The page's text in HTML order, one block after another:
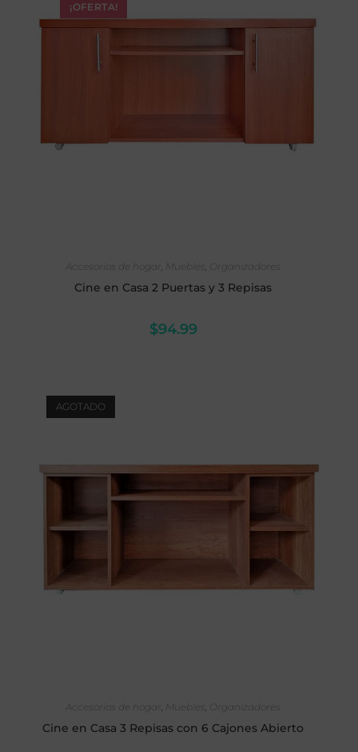
¡OFERTA!
Accesorios de hogar
Muebles Organizadores
Cine en Casa 2 Puertas y 3 Repisas
$94.99
AGOTADO
Accesorios de hogar
Muebles Organizadores
Cine en Casa 3 Repisas con 6 Cajones Abierto